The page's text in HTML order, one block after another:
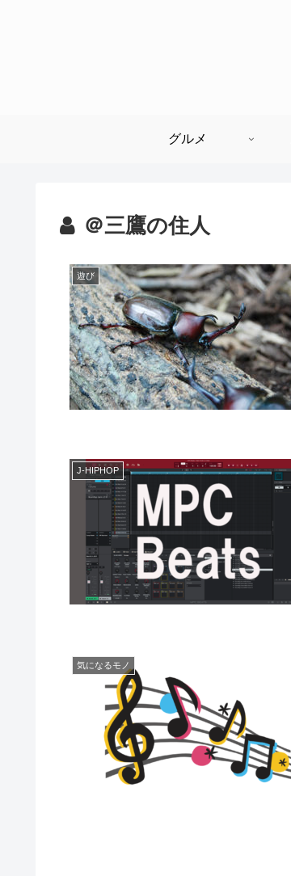
グルメ
＠三鷹の住人
遊び
J-HIPHOP
気になるモノ